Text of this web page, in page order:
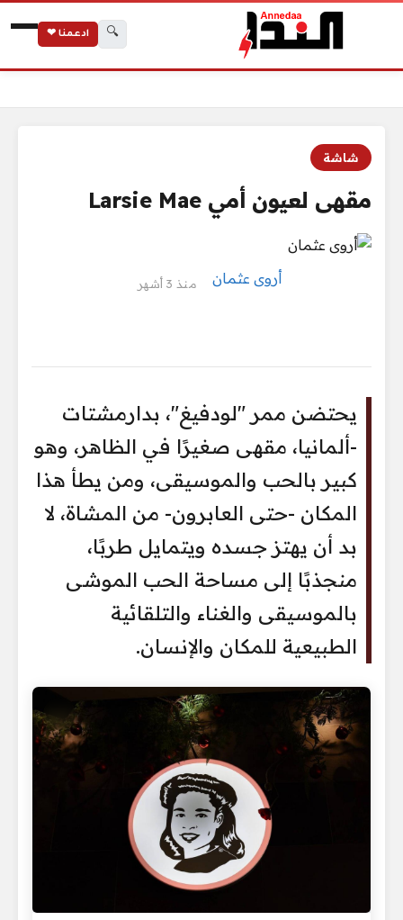
🔍 ادعمنا ❤
شاشة
مقهى لعيون أمي Larsie Mae
أروى عثمان منذ 3 أشهر
يحتضن ممر "لودفيغ"، بدارمشتات
-ألمانيا، مقهى صغيرًا في الظاهر، وهو
كبير بالحب والموسيقى، ومن يطأ هذا
المكان -حتى العابرون- من المشاة، لا
بد أن يهتز جسده ويتمايل طربًا،
منجذبًا إلى مساحة الحب الموشى
بالموسيقى والغناء والتلقائية
الطبيعية للمكان والإنسان.